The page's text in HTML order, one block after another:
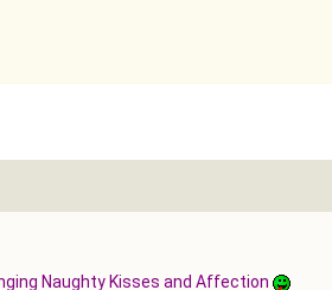
Naughty Kisses and Affection